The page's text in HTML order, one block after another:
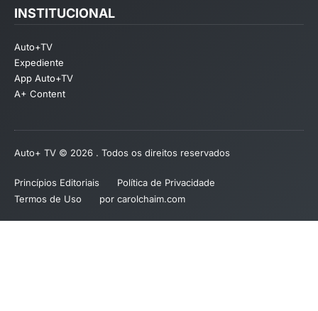
INSTITUCIONAL
Auto+TV
Expediente
App Auto+TV
A+ Content
Auto+ TV © 2026 . Todos os direitos reservados
Princípios Editoriais
Política de Privacidade
Termos de Uso
por carolchaim.com